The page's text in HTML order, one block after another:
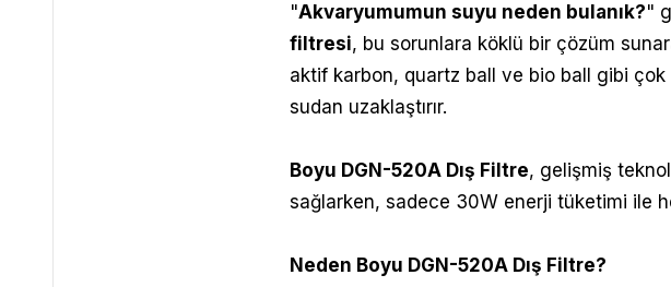
"Akvaryumumun suyu neden bulanık?"
filtresi, bu sorunlara köklü bir çözüm
aktif karbon, quartz ball ve bio ball gibi çok
sudan uzaklaştırır.
Boyu DGN-520A Dış Filtre, gelişmiş
sağlarken, sadece 30W enerji tüketimi ile
Neden Boyu DGN-520A Dış Filtre?